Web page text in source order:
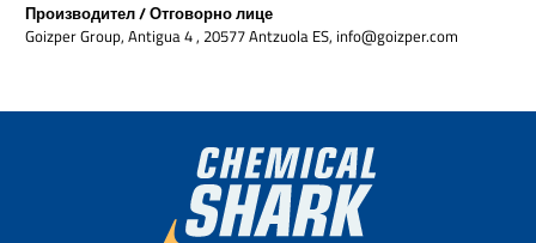
Производител / Отговорно лице
Goizper Group, Antigua 4 , 20577 Antzuola ES, info@goizper.com